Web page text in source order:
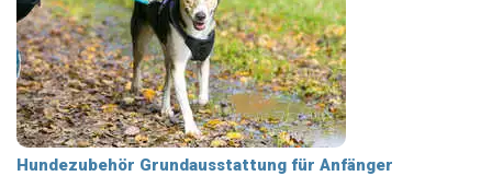
Hundezubehör Grundausstattung für Anfänger